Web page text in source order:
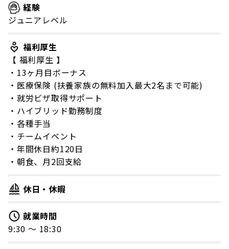
経験
ジュニアレベル
福利厚生
【 福利厚生 】
・13ヶ月目ボーナス
・医療保険 (扶養家族の無料加入最大2名まで可能)
・就労ビザ取得サポート
・ハイブリッド勤務制度
・各種手当
・チームイベント
・年間休日約120日
・朝食、月2回支給
休日・休暇
就業時間
9:30 〜 18:30